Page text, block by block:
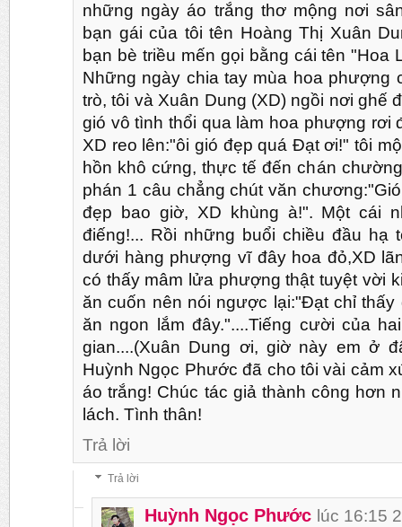
những ngày áo trắng thơ mộng nơi
bạn gái của tôi tên Hoàng Thị Xuân
bạn bè triều mến gọi bằng cái tên "Hoa
Những ngày chia tay mùa hoa phượng
trò, tôi và Xuân Dung (XD) ngồi nơi ghế
gió vô tình thổi qua làm hoa phượng rơi
XD reo lên:"ôi gió đẹp quá Đạt ơi!" tôi
hồn khô cứng, thực tế đến chán
phán 1 câu chẳng chút văn
đẹp bao giờ, XD khùng à!". Một cái
điếng!... Rồi những buổi chiều đầu hạ
dưới hàng phượng vĩ đây hoa đỏ,XD
có thấy mâm lửa phượng thật tuyệt vời
ăn cuốn nên nói ngược lại:"Đạt chỉ thấy
ăn ngon lắm đây."....Tiếng cười của
gian....(Xuân Dung ơi, giờ này em ở
Huỳnh Ngọc Phước đã cho tôi vài cảm
áo trắng! Chúc tác giả thành công hơn
lách. Tình thân!
Trả lời
Trả lời
Huỳnh Ngọc Phước lúc 16:15